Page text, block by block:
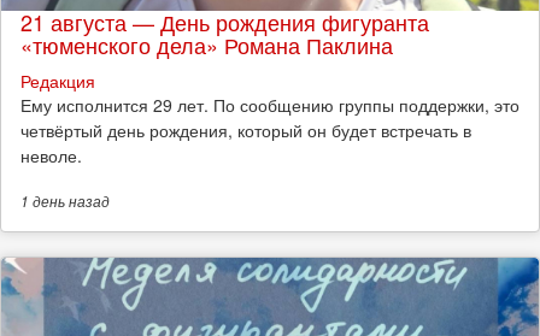
21 августа — День рождения фигуранта
«тюменского дела» Романа Паклина
Редакция
Ему исполнится 29 лет. По сообщению группы поддержки, это
четвёртый день рождения, который он будет встречать в
неволе.
1 деньназад